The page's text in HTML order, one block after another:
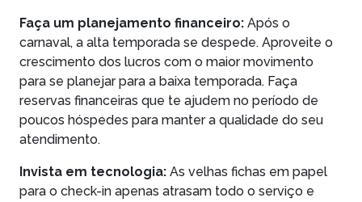
Faça um planejamento financeiro: Após o
carnaval, a alta temporada se despede. Aproveite o
crescimento dos lucros com o maior movimento
para se planejar para a baixa temporada. Faça
reservas financeiras que te ajudem no período de
poucos hóspedes para manter a qualidade do seu
atendimento.
Invista em tecnologia: As velhas fichas em papel
para o check-in apenas atrasam todo o serviço e